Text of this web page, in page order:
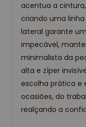
acentua a
criando uma
lateral garante
impecável,
minimalista da
alta e zíper
escolha prática e
ocasiões, do
realçando a